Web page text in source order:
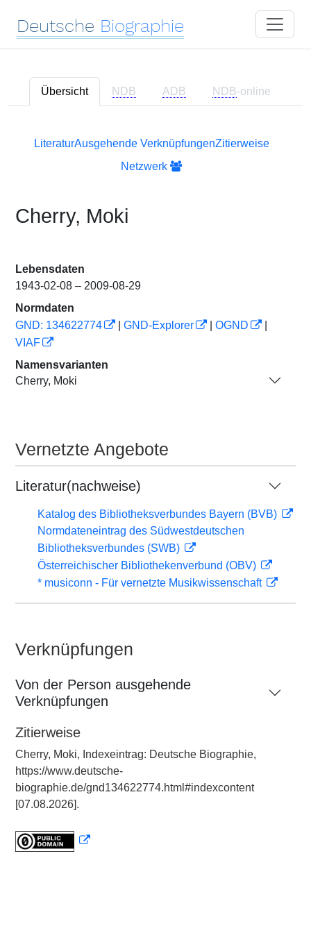
Deutsche Biographie
Übersicht NDB ADB NDB-online
LiteraturAusgehende VerknüpfungenZitierweise
Netzwerk
Cherry, Moki
Lebensdaten
1943-02-08 – 2009-08-29
Normdaten
GND: 134622774
GND-Explorer OGND
VIAF
Namensvarianten
Cherry, Moki
Vernetzte Angebote
Literatur(nachweise)
Katalog des Bibliotheksverbundes Bayern (BVB)
Normdateneintrag des Südwestdeutschen
Bibliotheksverbundes (SWB)
Österreichischer Bibliothekenverbund (OBV)
* musiconn - Für vernetzte Musikwissenschaft
Verknüpfungen
Von der Person ausgehende
Verknüpfungen
Zitierweise
Cherry, Moki, Indexeintrag: Deutsche Biographie,
https://www.deutsche-
biographie.de/gnd134622774.html#indexcontent
[07.08.2026].